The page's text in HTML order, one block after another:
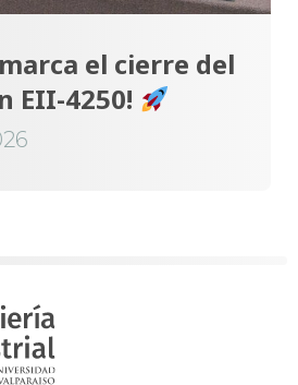
el cierre del
EII-4250!